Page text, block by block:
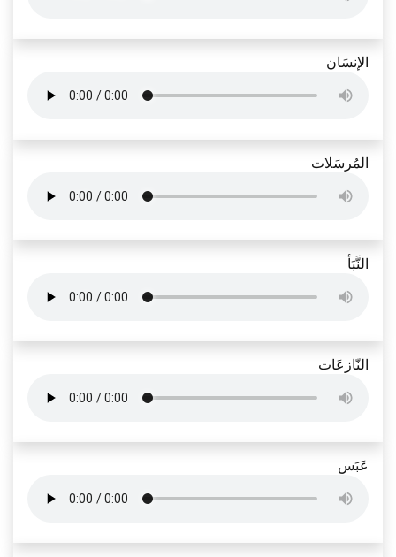
الإنسَان
المُرسَلات
النَّبَأ
النّازعَات
عَبَس